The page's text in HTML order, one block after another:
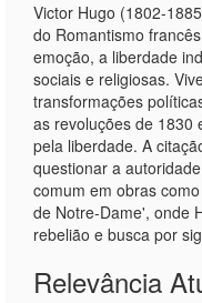
Victor Hugo (1802-
do Romantismo
emoção, a liberdade
sociais e religiosas.
transformações
as revoluções de 1830
pela liberdade. A
questionar a
comum em obras
de Notre-Dame', onde
rebelião e busca por
Relevância